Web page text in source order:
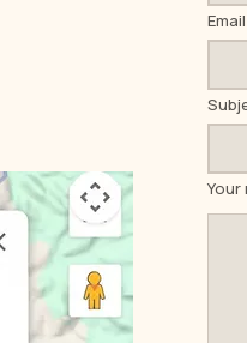
Email
Your